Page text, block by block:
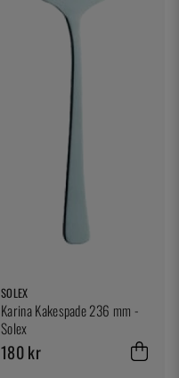
SOLEX
Karina Kakespade 236 mm -
Solex
180 kr